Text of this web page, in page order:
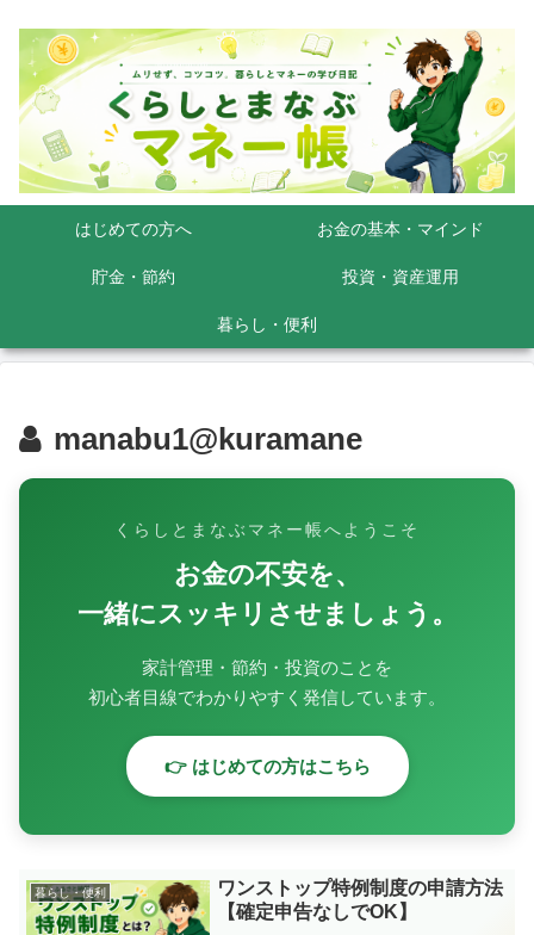
はじめての方へ お金の基本・マインド
貯金・節約 投資・資産運用
暮らし・便利
manabu1@kuramane
くらしとまなぶマネー帳へようこそ
お金の不安を、
一緒にスッキリさせましょう。
家計管理・節約・投資のことを
初心者目線でわかりやすく発信しています。
👉 はじめての方はこちら
暮らし・便利
ワンストップ特例制度の申請方法
【確定申告なしでOK】